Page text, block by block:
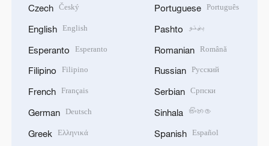
Czech Český
English English
Esperanto Esperanto
Filipino Filipino
French Français
German Deutsch
Greek Ελληνικά
Portuguese Português
Pashto پښتو
Romanian Română
Russian Русский
Serbian Српски
Sinhala සිංහල
Spanish Español